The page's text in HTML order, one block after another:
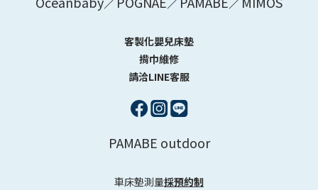
客製化嬰兒床墊
揹巾維修
請洽LINE客服
PAMABE outdoor
車床墊測量採預約制